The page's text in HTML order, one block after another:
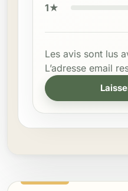
1★
Les avis sont lus
L’adresse email